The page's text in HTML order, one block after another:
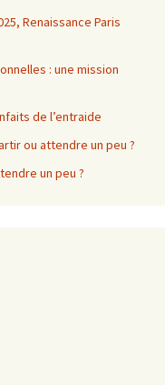
Renaissance Paris
: une mission
de l’entraide
ou attendre un peu ?
un peu ?